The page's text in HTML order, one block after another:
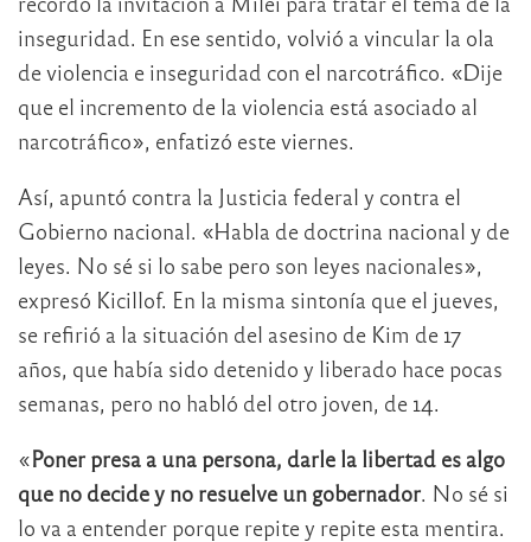
inseguridad. En ese sentido, volvió a vincular la ola
de violencia e inseguridad con el narcotráfico. «Dije
que el incremento de la violencia está asociado al
narcotráfico», enfatizó este viernes.
Así, apuntó contra la Justicia federal y contra el
Gobierno nacional. «Habla de doctrina nacional y de
leyes. No sé si lo sabe pero son leyes nacionales»,
expresó Kicillof. En la misma sintonía que el jueves,
se refirió a la situación del asesino de Kim de 17
años, que había sido detenido y liberado hace pocas
semanas, pero no habló del otro joven, de 14.
«Poner presa a una persona, darle la libertad es algo
que no decide y no resuelve un gobernador. No sé si
lo va a entender porque repite y repite esta mentira.